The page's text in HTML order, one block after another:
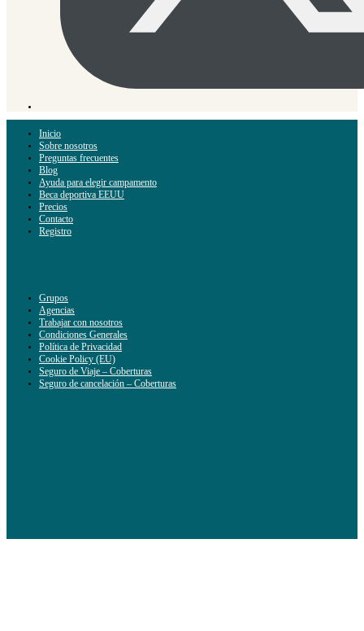
Inicio
Sobre nosotros
Preguntas frecuentes
Blog
Ayuda para elegir campamento
Beca deportiva EEUU
Precios
Contacto
Registro
Grupos
Agencias
Trabajar con nosotros
Condiciones Generales
Política de Privacidad
Cookie Policy (EU)
Seguro de Viaje – Coberturas
Seguro de cancelación – Coberturas